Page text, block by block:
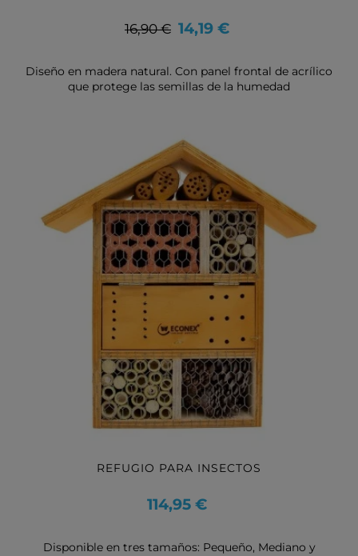
Precio
base
16,90 € Precio
14,19 €
Diseño en madera natural. Con panel frontal de acrílico
que protege las semillas de la humedad
REFUGIO PARA INSECTOS
Precio
114,95 €
Disponible en tres tamaños: Pequeño, Mediano y